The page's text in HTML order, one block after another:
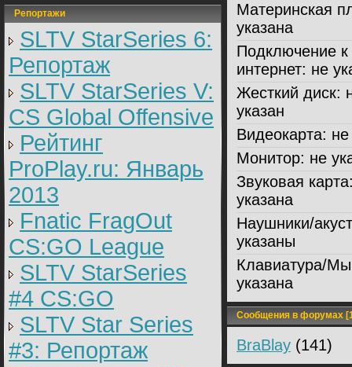
Репортажи
SLTV StarSeries 6:
Репортаж
SLTV StarSeries V:
CS Global Offensive
Рейтинг
ProPlay.ru: Январь
2013
Fnatic FragOut
CS:GO League
SLTV StarSeries
#4 CS:GO
SLTV Star Series
#3: Репортаж
Материнская
указана
Подключение к
интернет: не
Жесткий диск:
указан
Видеокарта: не
Монитор: не
Звуковая
указана
Наушники/
указаны
Клавиатура/
указана
Сообщения в форумах
BraBlay (141)